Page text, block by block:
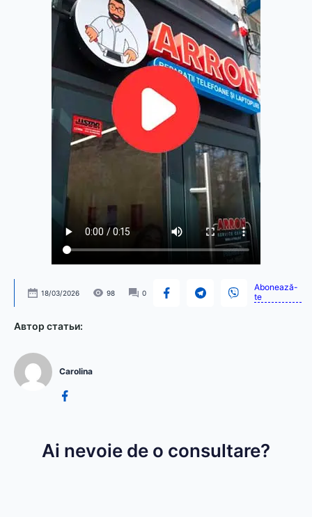
18/03/2026 98 0
Abonează-
te
Автор статьи:
Carolina
Ai nevoie de o consultare?